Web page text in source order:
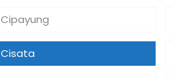
Cipayung
Cisata